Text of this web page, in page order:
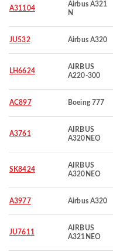
A31104
Airbus A321
N
JU532 Airbus A320
LH6624
AIRBUS
A220-300
AC897 Boeing 777
A3761
AIRBUS
A320NEO
SK8424
AIRBUS
A320NEO
A3977 Airbus A320
JU7611
AIRBUS
A321NEO